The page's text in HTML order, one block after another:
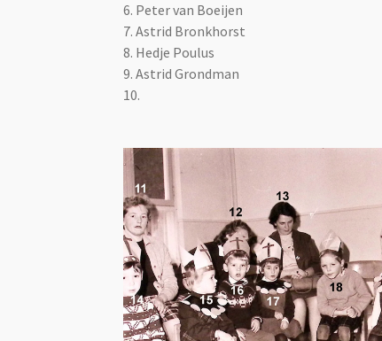
6. Peter van Boeijen
7. Astrid Bronkhorst
8. Hedje Poulus
9. Astrid Grondman
10.